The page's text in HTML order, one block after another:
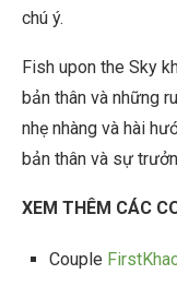
chú ý.
Fish upon the Sky
bản thân và những
nhẹ nhàng và hài
bản thân và sự
XEM THÊM CÁC
Couple